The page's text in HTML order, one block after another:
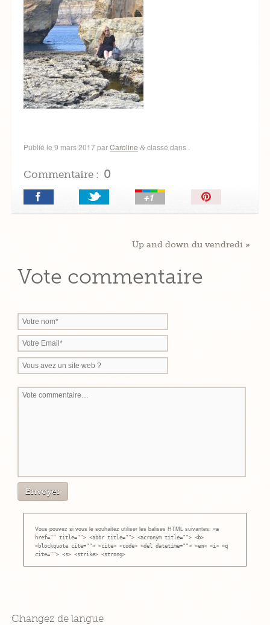
Publié le 9 mars 2017parCaroline &classé dans .
Commentaire : 0
Épingler!
Up and down du vendredi»
Vote commentaire
Vous pouvez si vous le souhaitez utiliser les balises HTML suivantes: <a
href="" title=""> <abbr title=""> <acronym title=""> <b>
<blockquote cite=""> <cite> <code> <del datetime=""> <em> <i> <q
cite=""> <s> <strike> <strong>
Changez de langue